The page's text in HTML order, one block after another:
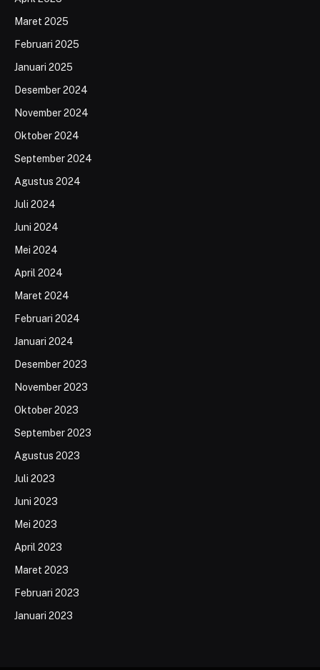
Maret 2025
Februari 2025
Januari 2025
Desember 2024
November 2024
Oktober 2024
September 2024
Agustus 2024
Juli 2024
Juni 2024
Mei 2024
April 2024
Maret 2024
Februari 2024
Januari 2024
Desember 2023
November 2023
Oktober 2023
September 2023
Agustus 2023
Juli 2023
Juni 2023
Mei 2023
April 2023
Maret 2023
Februari 2023
Januari 2023